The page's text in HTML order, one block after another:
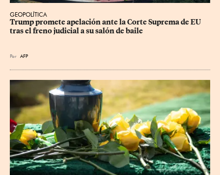
GEOPOLÍTICA
Trump promete apelación ante la Corte Suprema de EU
tras el freno judicial a su salón de baile
Por AFP